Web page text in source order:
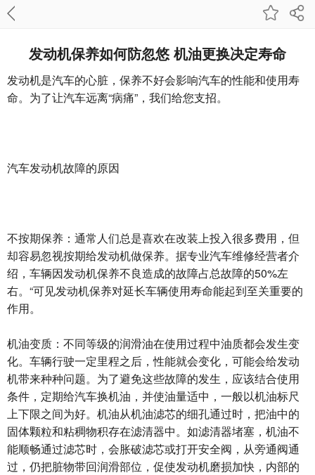
发动机保养如何防忽悠 机油更换决定寿命
发动机是汽车的心脏，保养不好会影响汽车的性能和使用寿
命。为了让汽车远离“病痛”，我们给您支招。
汽车发动机故障的原因
不按期保养：通常人们总是喜欢在改装上投入很多费用，但
却容易忽视按期给发动机做保养。据专业汽车维修经营者介
绍，车辆因发动机保养不良造成的故障占总故障的50%左
右。“可见发动机保养对延长车辆使用寿命能起到至关重要的
作用。
机油变质：不同等级的润滑油在使用过程中油质都会发生变
化。车辆行驶一定里程之后，性能就会变化，可能会给发动
机带来种种问题。为了避免这些故障的发生，应该结合使用
条件，定期给汽车换机油，并使油量适中，一般以机油标尺
上下限之间为好。机油从机油滤芯的细孔通过时，把油中的
固体颗粒和粘稠物积存在滤清器中。如滤清器堵塞，机油不
能顺畅通过滤芯时，会胀破滤芯或打开安全阀，从旁通阀通
过，仍把脏物带回润滑部位，促使发动机磨损加快，内部的